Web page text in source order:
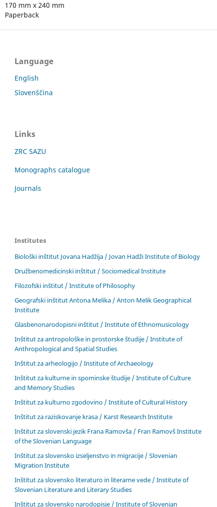
170 mm x 240 mm
Paperback
Language
English
Slovenščina
Links
ZRC SAZU
Monographs catalogue
Journals
Institutes
Biološki inštitut Jovana Hadžija / Jovan Hadži Institute of Biology
Družbenomedicinski inštitut / Sociomedical Institute
Filozofski inštitut / Institute of Philosophy
Geografski inštitut Antona Melika / Anton Melik Geographical
Institute
Glasbenonarodopisni inštitut / Institute of Ethnomusicology
Inštitut za antropološke in prostorske študije / Institute of
Anthropological and Spatial Studies
Inštitut za arheologijo / Institute of Archaeology
Inštitut za kulturne in spominske študije / Institute of Culture
and Memory Studies
Inštitut za kulturno zgodovino / Institute of Cultural History
Inštitut za raziskovanje krasa / Karst Research Institute
Inštitut za slovenski jezik Frana Ramovša / Fran Ramovš Institute
of the Slovenian Language
Inštitut za slovensko izseljenstvo in migracije / Slovenian
Migration Institute
Inštitut za slovensko literaturo in literarne vede / Institute of
Slovenian Literature and Literary Studies
Inštitut za slovensko narodopisje / Institute of Slovenian